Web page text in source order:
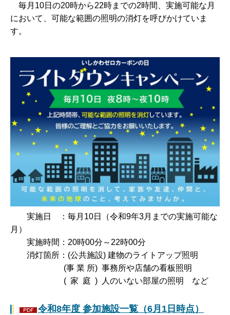
毎月10日の20時から22時までの2時間、実施可能な月
において、可能な範囲の照明の消灯を呼びかけていま
す。
実施日 ：毎月10日（令和9年3月までの実施可能な
月）
実施時間：20時00分～22時00分
消灯箇所：(公共施設) 建物のライトアップ照明
(事 業 所) 事務所や店舗の看板照明
( 家 庭 ) 人のいない部屋の照明 など
令和8年度 参加施設一覧（6月1日時点）